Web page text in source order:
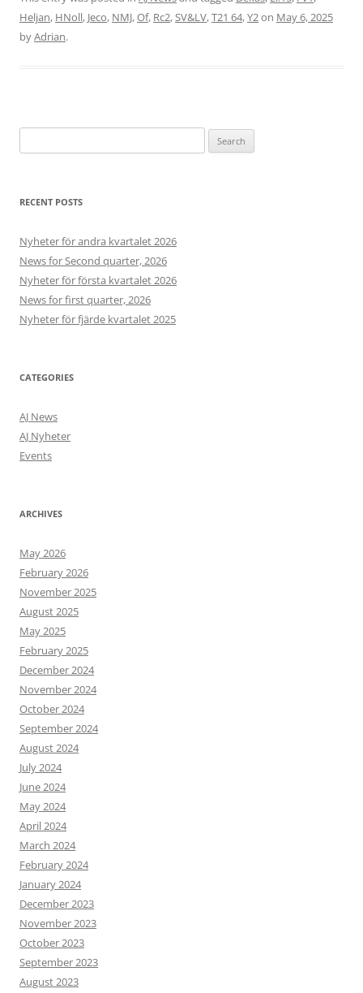
Heljan, HNoll, Jeco, NMJ,Of, Rc2,SV&LV,T21 64,Y2on May 6, 2025
byAdrian.
for:
RECENT POSTS
Nyheter för andra kvartalet 2026
News for Second quarter, 2026
Nyheter för första kvartalet 2026
News for first quarter, 2026
Nyheter för fjärde kvartalet 2025
CATEGORIES
AJ News
AJ Nyheter
Events
ARCHIVES
May 2026
February 2026
November 2025
August 2025
May 2025
February 2025
December 2024
November 2024
October 2024
September 2024
August 2024
July 2024
June 2024
May 2024
April 2024
March 2024
February 2024
January 2024
December 2023
November 2023
October 2023
September 2023
August 2023